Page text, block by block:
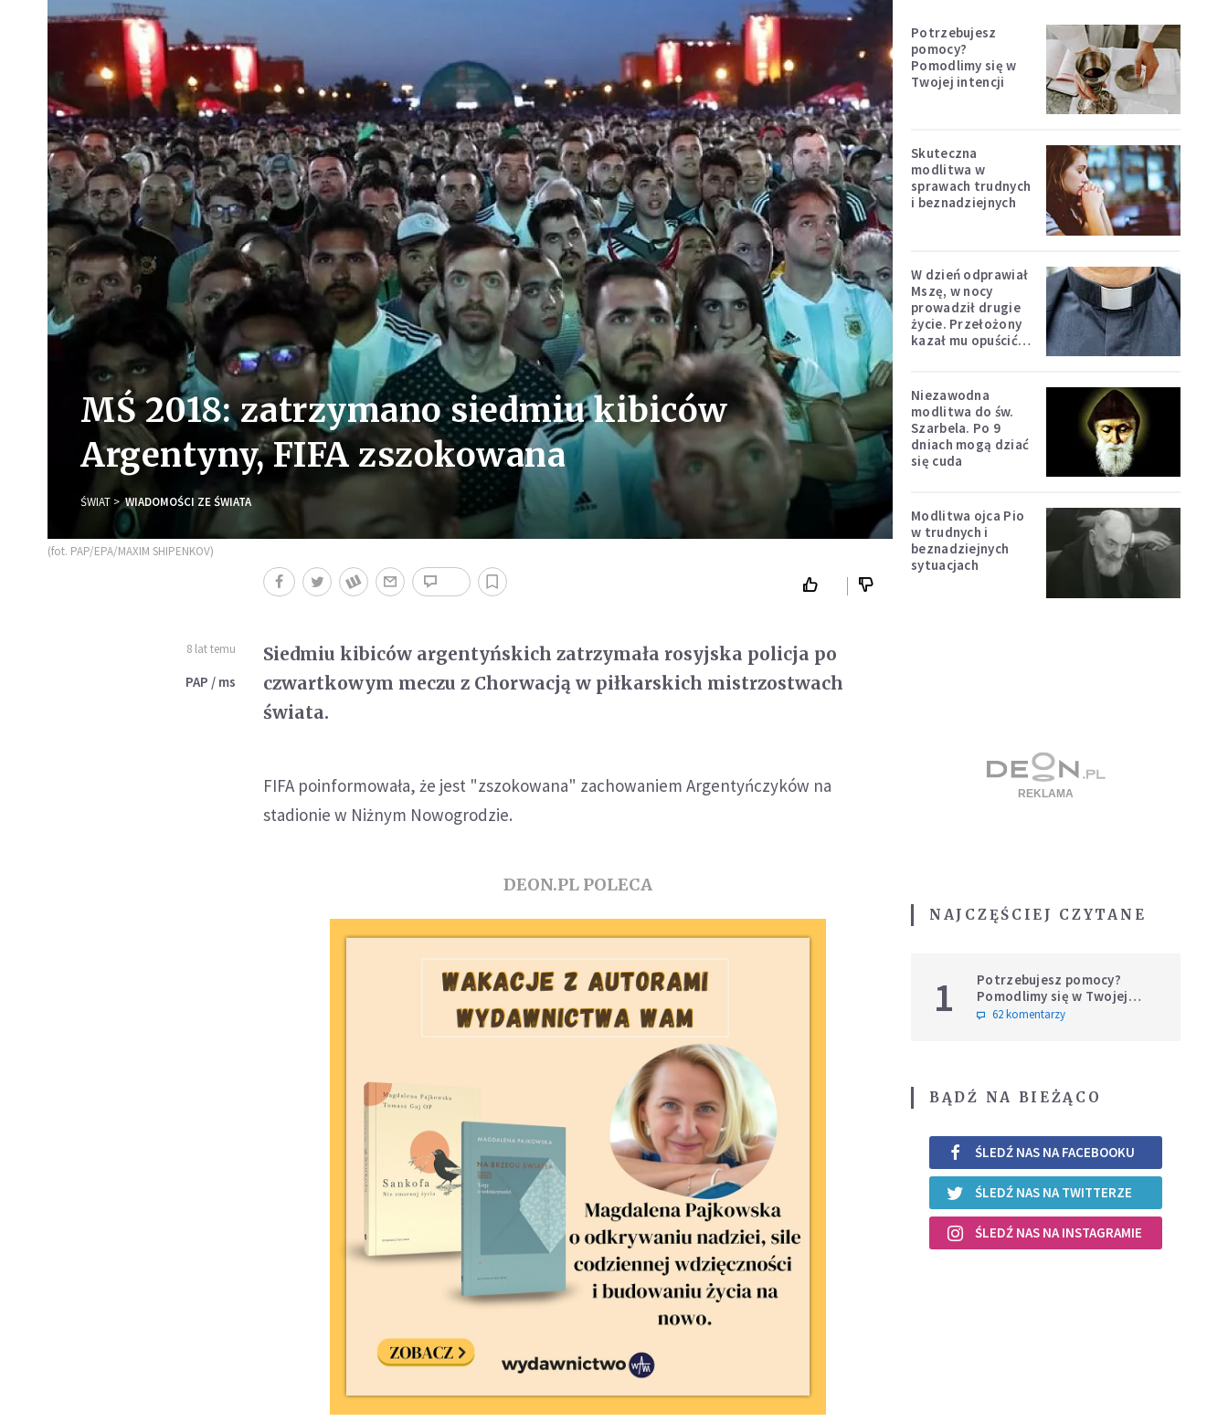
MŚ 2018: zatrzymano siedmiu kibiców
Argentyny, FIFA zszokowana
ŚWIAT WIADOMOŚCI ZE ŚWIATA
(fot. PAP/EPA/MAXIM SHIPENKOV)
8 lat temu
PAP / ms
Siedmiu kibiców argentyńskich zatrzymała rosyjska policja po
czwartkowym meczu z Chorwacją w piłkarskich mistrzostwach
świata.
FIFA poinformowała, że jest "zszokowana" zachowaniem Argentyńczyków na
stadionie w Niżnym Nowogrodzie.
DEON.PL POLECA
Potrzebujesz
pomocy?
Pomodlimy się w
Twojej intencji
Skuteczna
modlitwa w
sprawach trudnych
i beznadziejnych
W dzień odprawiał
Mszę, w nocy
prowadził drugie
życie. Przełożony
kazał mu opuścić
Niezawodna
modlitwa do św.
Szarbela. Po 9
dniach mogą dziać
się cuda
Modlitwa ojca Pio
w trudnych i
beznadziejnych
sytuacjach
NAJCZĘŚCIEJ CZYTANE
1
Potrzebujesz pomocy?
Pomodlimy się w Twojej
intencji
62 komentarzy
BĄDŹ NA BIEŻĄCO
ŚLEDŹ NAS NA FACEBOOKU
ŚLEDŹ NAS NA TWITTERZE
ŚLEDŹ NAS NA INSTAGRAMIE